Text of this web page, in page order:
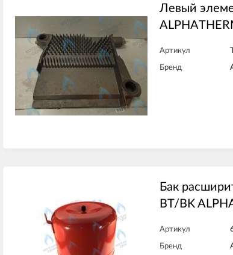
Левый
Артикул
Бренд
Бак
ВТ/BK
Артикул
Бренд